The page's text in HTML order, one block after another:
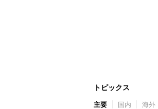
トピックス
主要 国内 海外